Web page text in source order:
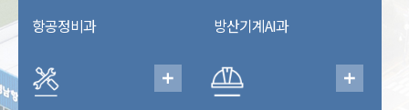
항공정비과 방산기계AI과